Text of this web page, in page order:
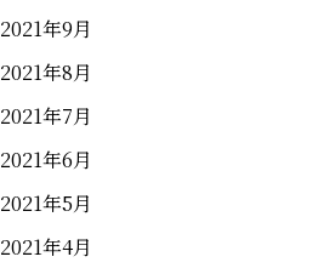
2021年9月
2021年8月
2021年7月
2021年6月
2021年5月
2021年4月